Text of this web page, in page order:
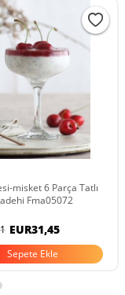
misket 6 Parça Tatlı
Fma05072
EUR31,45
Sepete Ekle